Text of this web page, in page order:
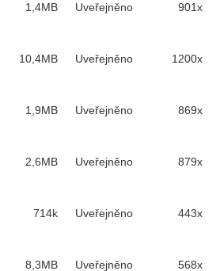
1,4MB Uveřejněno 901x
10,4MB Uveřejněno 1200x
1,9MB Uveřejněno 869x
2,6MB Uveřejněno 879x
714k Uveřejněno 443x
8,3MB Uveřejněno 568x